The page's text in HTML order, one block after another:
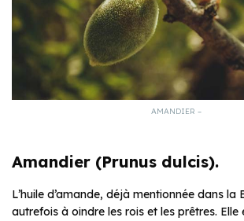
AMANDIER –
Amandier (Prunus dulcis).
L’huile d’amande, déjà mentionnée dans la
autrefois à oindre les rois et les prêtres. Elle